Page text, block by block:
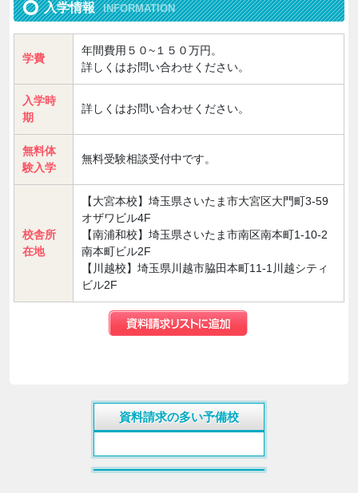
入学情報 INFORMATION
学費
年間費用５０~１５０万円。
詳しくはお問い合わせください。
入学時
期
詳しくはお問い合わせください。
無料体
験入学
無料受験相談受付中です。
校舎所
在地
【大宮本校】埼玉県さいたま市大宮区大門町3-59
オザワビル4F
【南浦和校】埼玉県さいたま市南区南本町1-10-2
南本町ビル2F
【川越校】埼玉県川越市脇田本町11-1川越シティ
ビル2F
資料請求の多い予備校